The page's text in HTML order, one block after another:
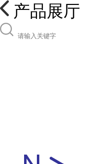
产品展厅